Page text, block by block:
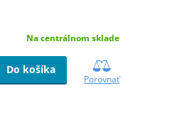
Na centrálnom sklade
Do košíka
Porovnať